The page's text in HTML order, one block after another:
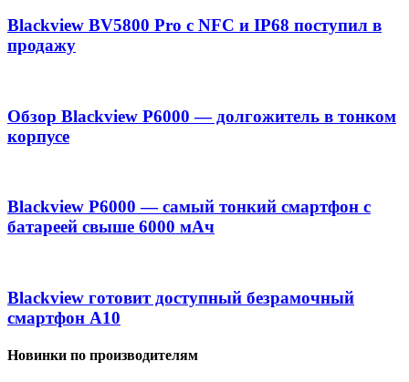
Blackview BV5800 Pro с NFC и IP68 поступил в
продажу
Обзор Blackview P6000 — долгожитель в тонком
корпусе
Blackview P6000 — самый тонкий смартфон с
батареей свыше 6000 мАч
Blackview готовит доступный безрамочный
смартфон А10
Новинки по производителям